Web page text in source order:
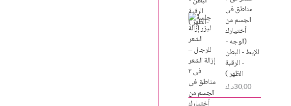
مناطق فى
الجسم من
أختيارك
(الوجه -
الإبط - البطن
- الرقبة
-الظهر )
30.00د.ك